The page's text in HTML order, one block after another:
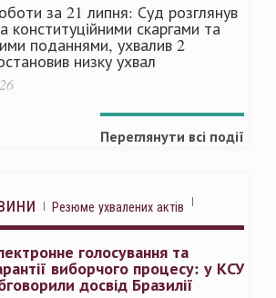
за 21 липня: Суд розглянув
конституційними скаргами та
поданнями, ухвалив 2
низку ухвал
Переглянути всі події
Резюме ухвалених актів
голосування та
виборчого процесу: у КСУ
досвід Бразилії